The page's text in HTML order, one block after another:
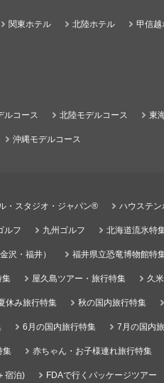
関東ホテル 北陸ホテル 甲信越
ルコース 北陸モデルコース 東
沖縄モデルコース
・スタジオ・ジャパン® ハウステン
ルフ 九州ゴルフ 北海道流氷特
沢・福井） 福井県立恐竜博物館特
集 屋久島ツアー・旅行特集 久
休み旅行特集 秋の国内旅行特集
6月の国内旅行特集 7月の国内
集 赤ちゃん・お子様連れ旅行特集
宿泊) FDAで行くパッケージツアー